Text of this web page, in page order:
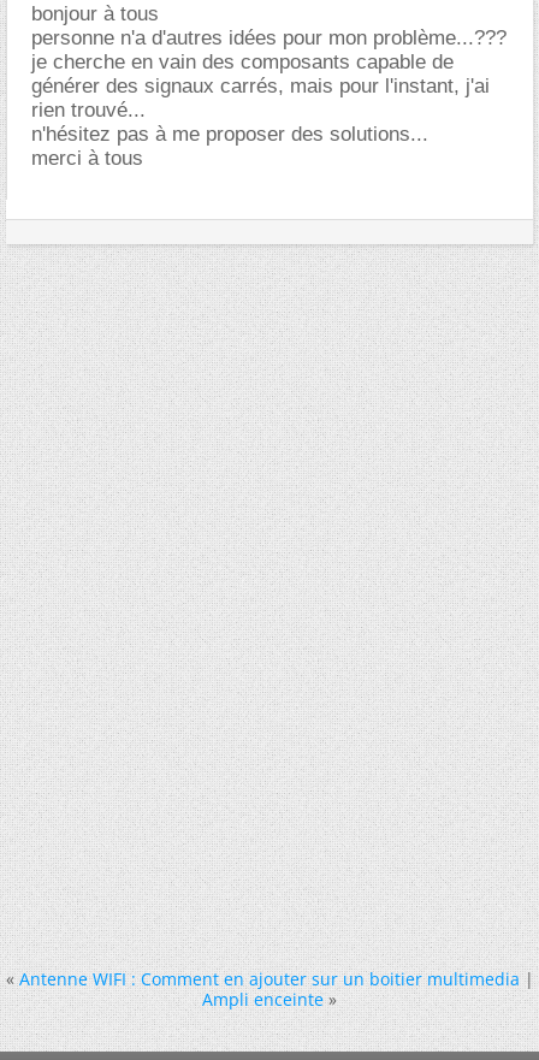
bonjour à tous
personne n'a d'autres idées pour mon problème...???
je cherche en vain des composants capable de
générer des signaux carrés, mais pour l'instant, j'ai
rien trouvé...
n'hésitez pas à me proposer des solutions...
merci à tous
« Antenne WIFI : Comment en ajouter sur un boitier multimedia|
Ampli enceinte »